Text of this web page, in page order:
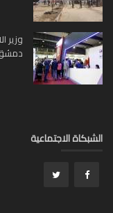
وزير
دمشق...
الاجتماعية